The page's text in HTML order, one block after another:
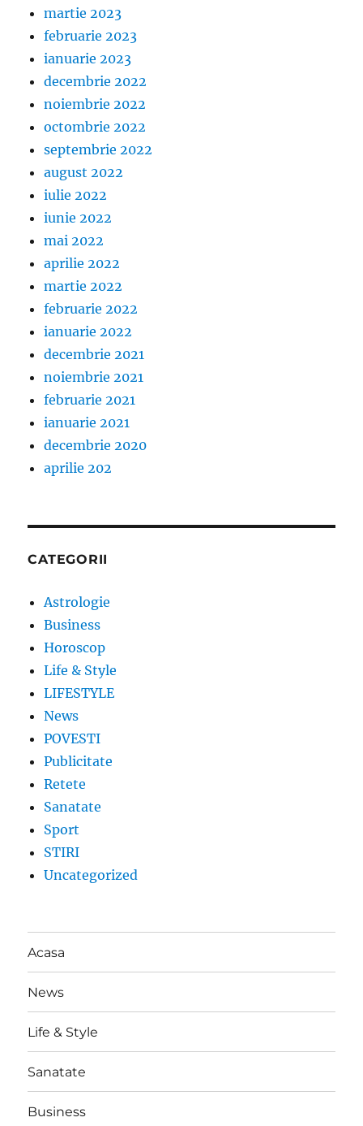
martie 2023
februarie 2023
ianuarie 2023
decembrie 2022
noiembrie 2022
octombrie 2022
septembrie 2022
august 2022
iulie 2022
iunie 2022
mai 2022
aprilie 2022
martie 2022
februarie 2022
ianuarie 2022
decembrie 2021
noiembrie 2021
februarie 2021
ianuarie 2021
decembrie 2020
aprilie 202
CATEGORII
Astrologie
Business
Horoscop
Life & Style
LIFESTYLE
News
POVESTI
Publicitate
Retete
Sanatate
Sport
STIRI
Uncategorized
Acasa
News
Life & Style
Sanatate
Business